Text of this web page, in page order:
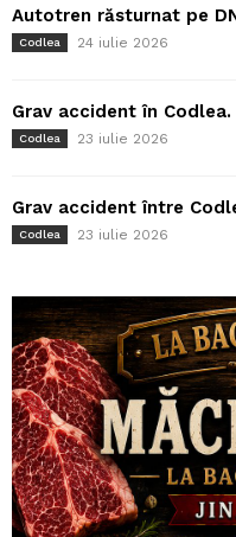
Autotren răsturnat pe
Codlea 24 iulie 2026
Grav accident în
Codlea 23 iulie 2026
Grav accident între
Codlea 23 iulie 2026